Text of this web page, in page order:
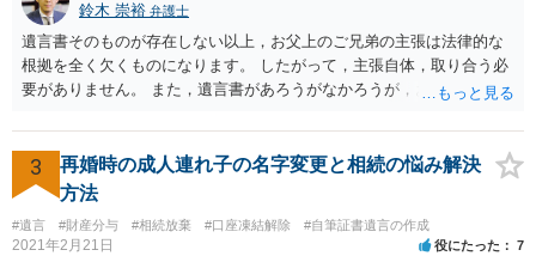
鈴木 崇裕 弁護士
遺言書そのものが存在しない以上，お父上のご兄弟の主張は法律的な
根拠を全く欠くものになります。 したがって，主張自体，取り合う必
要がありません。 また，遺言書があろうがなかろうが，お父上のご兄
ご回答にもありますが， 代理人弁護士をたてて，その弁護士から相手
方に対して， ・相続に関する主張は法的根拠がなく，一切応じないこ
と ・今後一切の連絡をしてこないでほしいこと ・連絡を継続してくる
ようであれば警察への通報や法的措置も辞さないこと などを記載した
書面を発送してもらうことがよろしいように思います。
3
再婚時の成人連れ子の名字変更と相続の悩み解決
方法
#遺言 #財産分与 #相続放棄 #口座凍結解除 #自筆証書遺言の作成
2021年2月21日 役にたった 7